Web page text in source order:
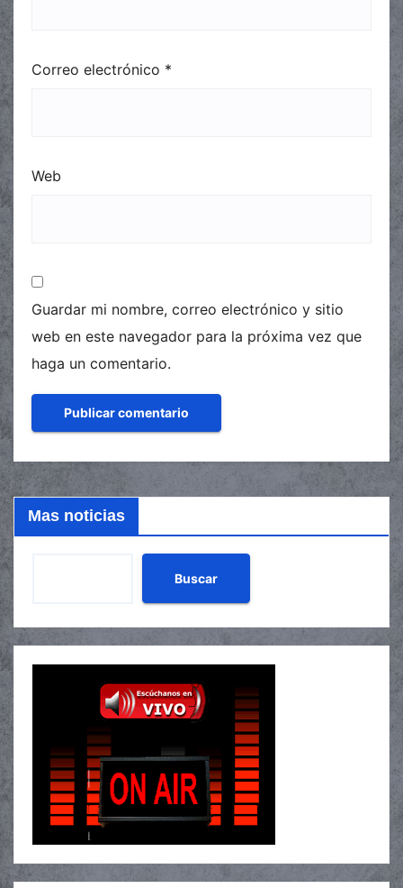
Correo electrónico *
Web
Guardar mi nombre, correo electrónico y sitio
web en este navegador para la próxima vez que
haga un comentario.
Mas noticias
Buscar